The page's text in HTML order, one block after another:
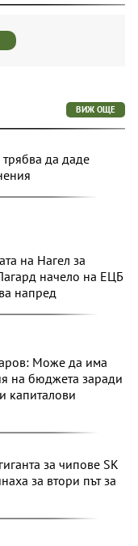
ВИЖ ОЩЕ
да даде
на Нагел за
начело на ЕЦБ
напред
Може да има
на бюджета заради
капиталови
за чипове SK
за втори път за